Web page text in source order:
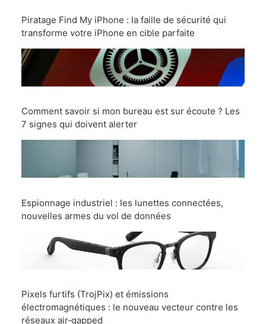
Piratage Find My iPhone : la faille de sécurité qui
transforme votre iPhone en cible parfaite
Comment savoir si mon bureau est sur écoute ? Les
7 signes qui doivent alerter
Espionnage industriel : les lunettes connectées,
nouvelles armes du vol de données
Pixels furtifs (TrojPix) et émissions
électromagnétiques : le nouveau vecteur contre les
réseaux air‑gapped